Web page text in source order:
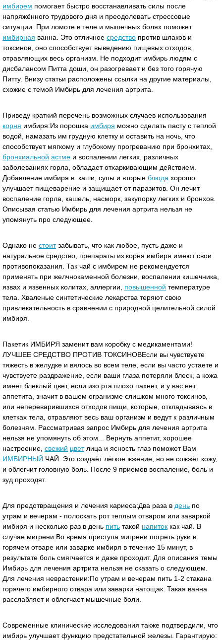
имбирем помогает быстро восстанавливать силы после
напряжённого трудового дня и преодолевать стрессовые
ситуации.
При ломоте в теле и мышечных болях поможет
имбирная ванна. Это отличное средство против шлаков и
токсинов, оно способствует выведению пищевых отходов,
отравляющих весь организм. Не подходит имбирь людям с
дисбалансом Питта доши, он разогревает и без того горячую
Питту. Внизу статьи расположены ссылки на другие материалы,
схожие с темой Имбирь для лечения артрита.
Приведу краткий перечень возможных случаев использования
корня имбиря:Из порошка имбиря можно сделать пасту с теплой
водой, намазать им грудную клетку и оставить на ночь, что
способствует мягкому и глубокому прогреванию при бронхитах,
бронхиальной астме и воспалении легких, различных
заболеваниях горла, обладает отхаркивающим действием.
Добавление имбиря в каши, супы и вторые блюда хорошо
улучшает пищеварение и защищает от паразитов. Он лечит
воспаление горла, кашель, насморк, закупорку легких и бронхов.
Описывая статью Имбирь для лечения артрита нельзя не
упомянуть про следующее.
Однако не стоитзабывать, что как любое, пусть даже и
натуральное средство, препараты из корня имбиря имеют свои
противопоказания. Так чай с имбирем не рекомендуется
применять при желчнокаменной болезни, воспалении кишечника,
язвах и язвенных колитах, аллергии, повышенной температуре
тела. Хваленые синтетические лекарства теряют свою
привлекательность в сравнении с природной целительной силой
имбиря.
Пакетик ИМБИРЯ заменит вам коробку с медикаментами!
ЛУЧШЕЕ СРЕДСТВО ПРОТИВ ТОКСИНОВЕсли вы чувствуете
тяжесть в желудке и вялось во всем теле, если вы часто устаете и
чувствуете раздражение, если ваши глаза потеряли блеск, а кожа
имеет блеклый цвет, если изо рта плохо пахнет, и у вас нет
аппетита, значит в вашем огранизме слишком много токсинов,
или непереварившихся отходов пищи, которые, откладываясь в
клетках тела, отравляют весь ваш организм и ведут к различным
болезням. Рассматривая запрос Имбирь для лечения артрита
нельзя не упомянуть об этом... Вернуть аппетит, хорошее
настроение, свежий цветлица и ясность глаз поможет Вам
ИМБИРНЫЙ ЧАЙ. Это создаёт лёгкое жжение, но не сожжёт кожу,
и облегчит головную боль. После 9 приемов воспаление, боль и
зуд проходят.
Для предотвращения и лечения кариеса:Два раза в день по
утрам и вечерам - полоскать рот теплым отваром или заваркой
имбиря и несколько раз в день пить такой напиток как чай. В
случае мигрени:Во время приступа мигрени погреть руки в
горячем отваре или заварке имбиря в течение 15 минут, в
результате боль смягчается и даже проходит. Для описания темы
Имбирь для лечения артрита нельзя не сказать о следующем.
Для лечения неврастении:По утрам и вечерам пить 1-2 стакана
горячего имбирного отвара или заварки натощак. Такая ванна
расслабляет и облегчает мышечные боли.
Современные клинические исследования также подтвердили, что
имбирь улучшает функцию предстательной железы. Гарантирую: